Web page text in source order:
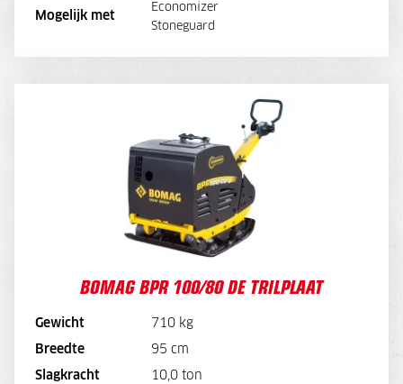
Mogelijk met
Economizer
Stoneguard
DIRECT AANVRAGEN
BOMAG BPR 100/80 DE TRILPLAAT
Gewicht 710 kg
Breedte 95 cm
Slagkracht 10,0 ton
BOMAG BPR 100/80 DE TRILPLAAT
92,-